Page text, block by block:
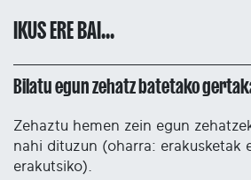
IKUS ERE BAI...
Bilatu egun zehatz batetako
Zehaztu hemen zein egun
nahi dituzun (oharra: erakusketak
erakutsiko).